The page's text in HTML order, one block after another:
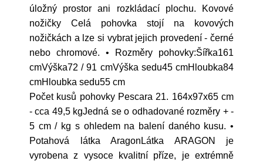
úložný prostor ani rozkládací plochu. Kovové
nožičky Celá pohovka stojí na kovových
nožičkách a lze si vybrat jejich provedení - černé
nebo chromové. • Rozměry pohovky:Šířka161
cmVýška72 / 91 cmVýška sedu45 cmHloubka84
cmHloubka sedu55 cm
Počet kusů pohovky Pescara 21. 164x97x65 cm
- cca 49,5 kgJedná se o odhadované rozměry + -
5 cm / kg s ohledem na balení daného kusu. •
Potahová látka AragonLátka ARAGON je
vyrobena z vysoce kvalitní příze, je extrémně